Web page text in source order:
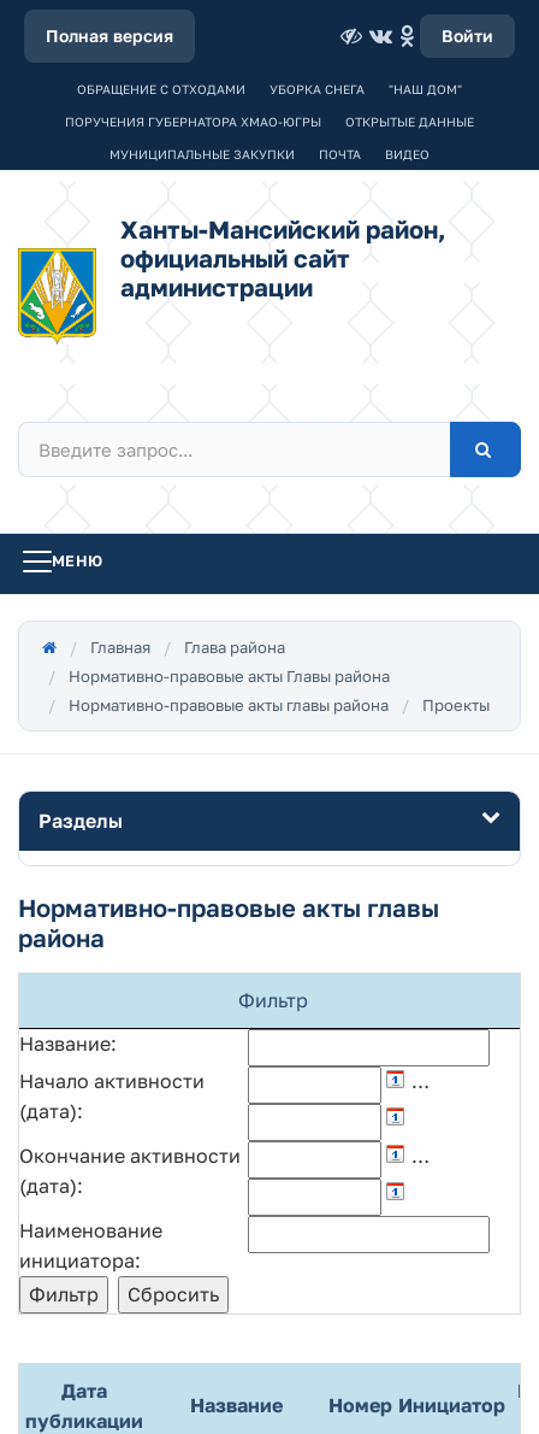
Полная версия Войти
ОБРАЩЕНИЕ С ОТХОДАМИ УБОРКА СНЕГА "НАШ ДОМ"
ПОРУЧЕНИЯ ГУБЕРНАТОРА ХМАО-ЮГРЫ ОТКРЫТЫЕ ДАННЫЕ
МУНИЦИПАЛЬНЫЕ ЗАКУПКИ ПОЧТА ВИДЕО
Ханты-Мансийский район,
официальный сайт
администрации
МЕНЮ
Главная
Глава района
Нормативно-правовые акты Главы района
Нормативно-правовые акты главы района
Проекты
Разделы
Нормативно-правовые акты главы
района
Фильтр
Название:
Начало активности
(дата):
…
Окончание активности
(дата):
…
Наименование
инициатора:
Дата
публикации
Название Номер Инициатор